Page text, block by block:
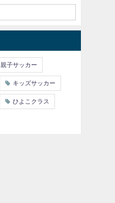
親子サッカー
キッズサッカー
ひよこクラス